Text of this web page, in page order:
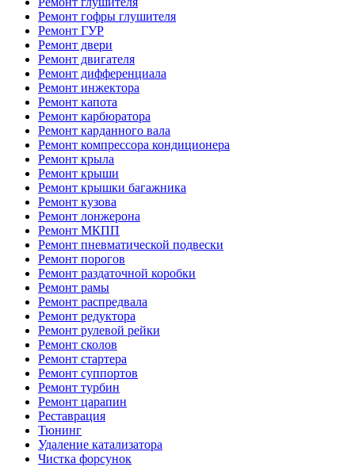
Ремонт гофры глушителя
Ремонт ГУР
Ремонт двери
Ремонт двигателя
Ремонт дифференциала
Ремонт инжектора
Ремонт капота
Ремонт карбюратора
Ремонт карданного вала
Ремонт компрессора кондиционера
Ремонт крыла
Ремонт крыши
Ремонт крышки багажника
Ремонт кузова
Ремонт лонжерона
Ремонт МКПП
Ремонт пневматической подвески
Ремонт порогов
Ремонт раздаточной коробки
Ремонт рамы
Ремонт распредвала
Ремонт редуктора
Ремонт рулевой рейки
Ремонт сколов
Ремонт стартера
Ремонт суппортов
Ремонт турбин
Ремонт царапин
Реставрация
Тюнинг
Удаление катализатора
Чистка форсунок